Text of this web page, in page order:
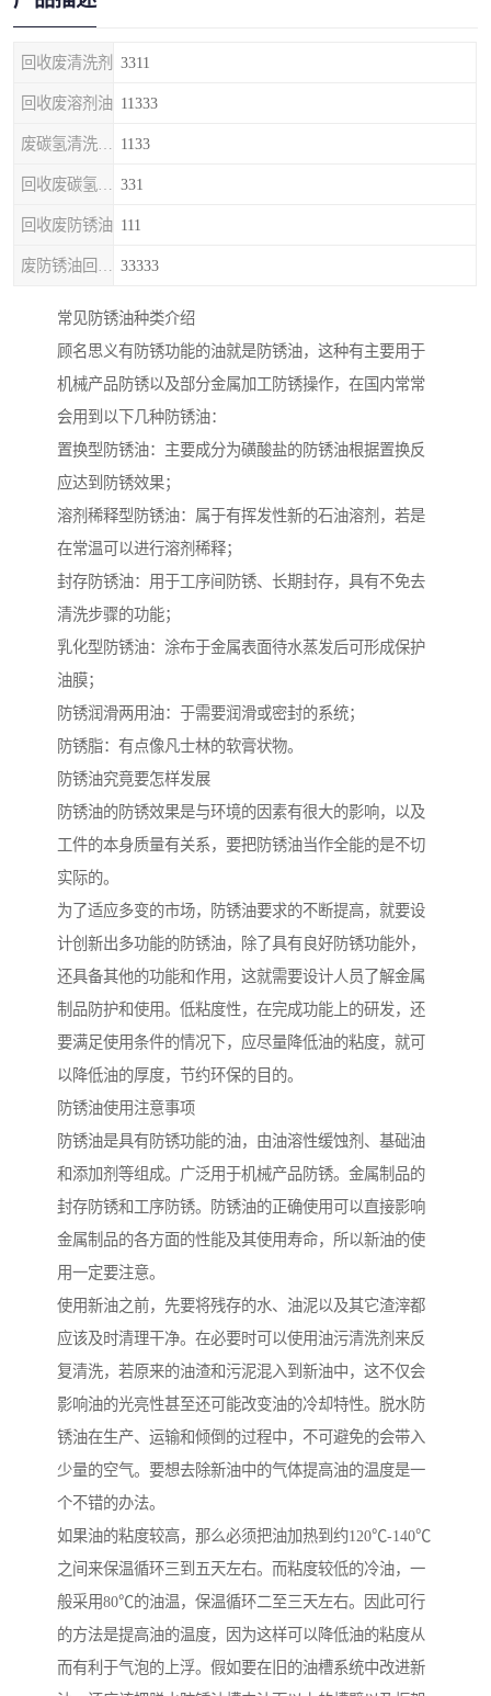
回收废清洗剂 3311
回收废溶剂油 11333
1133
331
回收废防锈油 111
33333
常见防锈油种类介绍
顾名思义有防锈功能的油就是防锈油，这种有主要用于
机械产品防锈以及部分金属加工防锈操作，在国内常常
会用到以下几种防锈油：
置换型防锈油：主要成分为磺酸盐的防锈油根据置换反
应达到防锈效果；
溶剂稀释型防锈油：属于有挥发性新的石油溶剂，若是
在常温可以进行溶剂稀释；
封存防锈油：用于工序间防锈、长期封存，具有不免去
清洗步骤的功能；
乳化型防锈油：涂布于金属表面待水蒸发后可形成保护
油膜；
防锈润滑两用油：于需要润滑或密封的系统；
防锈脂：有点像凡士林的软膏状物。
防锈油究竟要怎样发展
防锈油的防锈效果是与环境的因素有很大的影响，以及
工件的本身质量有关系，要把防锈油当作全能的是不切
实际的。
为了适应多变的市场，防锈油要求的不断提高，就要设
计创新出多功能的防锈油，除了具有良好防锈功能外，
还具备其他的功能和作用，这就需要设计人员了解金属
制品防护和使用。低粘度性，在完成功能上的研发，还
要满足使用条件的情况下，应尽量降低油的粘度，就可
以降低油的厚度，节约环保的目的。
防锈油使用注意事项
防锈油是具有防锈功能的油，由油溶性缓蚀剂、基础油
和添加剂等组成。广泛用于机械产品防锈。金属制品的
封存防锈和工序防锈。防锈油的正确使用可以直接影响
金属制品的各方面的性能及其使用寿命，所以新油的使
用一定要注意。
使用新油之前，先要将残存的水、油泥以及其它渣滓都
应该及时清理干净。在必要时可以使用油污清洗剂来反
复清洗，若原来的油渣和污泥混入到新油中，这不仅会
影响油的光亮性甚至还可能改变油的冷却特性。脱水防
锈油在生产、运输和倾倒的过程中，不可避免的会带入
少量的空气。要想去除新油中的气体提高油的温度是一
个不错的办法。
如果油的粘度较高，那么必须把油加热到约120℃-140℃
之间来保温循环三到五天左右。而粘度较低的冷油，一
般采用80℃的油温，保温循环二至三天左右。因此可行
的方法是提高油的温度，因为这样可以降低油的粘度从
而有利于气泡的上浮。假如要在旧的油槽系统中改进新